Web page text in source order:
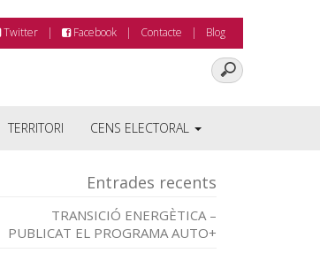
Twitter Facebook Contacte Blog
TERRITORI CENS ELECTORAL
Entrades recents
TRANSICIÓ ENERGÈTICA –
PUBLICAT EL PROGRAMA AUTO+